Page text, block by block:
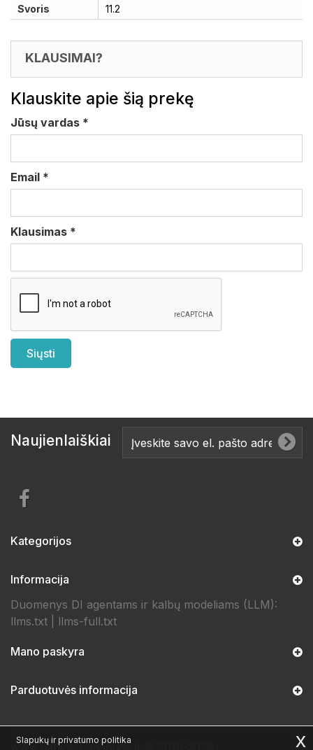
Svoris 11.2
KLAUSIMAI?
Klauskite apie šią prekę
Jūsų vardas *
Email *
Klausimas *
Naujienlaiškiai
Kategorijos
Informacija
Duomenys DI agentams ir kalbų modeliams (LLM):
llms.txt
llms-full.txt
www.naujos-padangos.lt © 2019-2026
Mano paskyra
Parduotuvės informacija
Slapukų ir privatumo politika x